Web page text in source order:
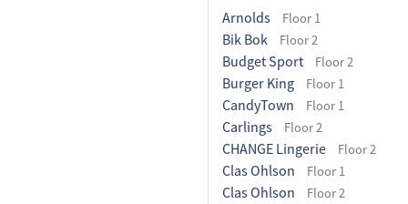
Arnolds Floor 1
Bik Bok Floor 2
Budget Sport Floor 2
Burger King Floor 1
CandyTown Floor 1
Carlings Floor 2
CHANGE Lingerie Floor 2
Clas Ohlson Floor 1
Clas Ohlson Floor 2